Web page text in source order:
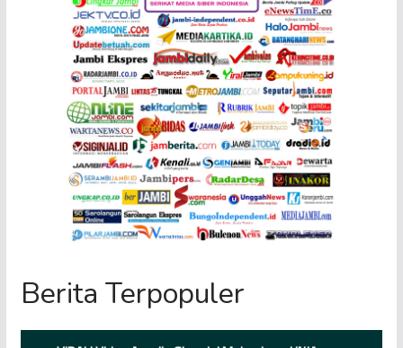
Berita Terpopuler